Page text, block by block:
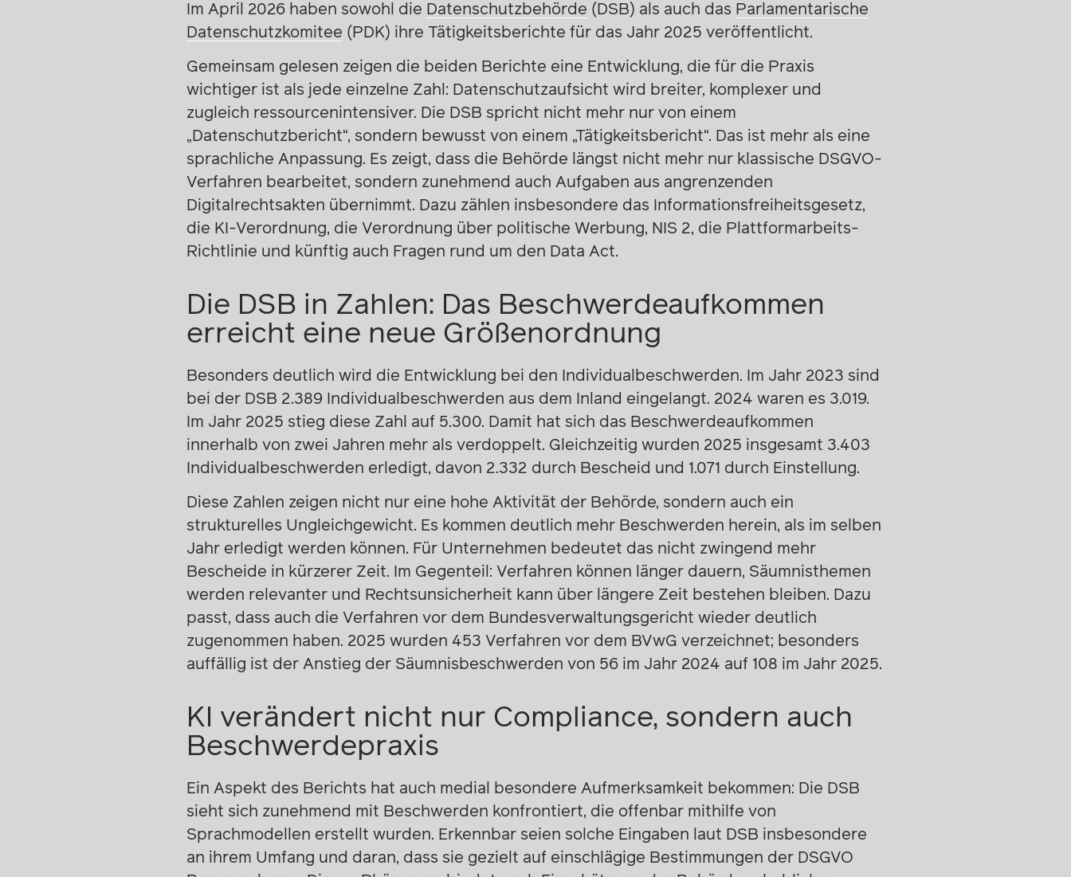
Im April 2026 haben sowohl die Datenschutzbehörde (DSB) als auch das Parlamentarische
Datenschutzkomitee (PDK) ihre Tätigkeitsberichte für das Jahr 2025 veröffentlicht.
Gemeinsam gelesen zeigen die beiden Berichte eine Entwicklung, die für die Praxis
wichtiger ist als jede einzelne Zahl: Datenschutzaufsicht wird breiter, komplexer und
zugleich ressourcenintensiver. Die DSB spricht nicht mehr nur von einem
„Datenschutzbericht“, sondern bewusst von einem „Tätigkeitsbericht“. Das ist mehr als eine
sprachliche Anpassung. Es zeigt, dass die Behörde längst nicht mehr nur klassische DSGVO-
Verfahren bearbeitet, sondern zunehmend auch Aufgaben aus angrenzenden
Digitalrechtsakten übernimmt. Dazu zählen insbesondere das Informationsfreiheitsgesetz,
die KI-Verordnung, die Verordnung über politische Werbung, NIS 2, die Plattformarbeits-
Richtlinie und künftig auch Fragen rund um den Data Act.
Die DSB in Zahlen: Das Beschwerdeaufkommen
erreicht eine neue Größenordnung
Besonders deutlich wird die Entwicklung bei den Individualbeschwerden. Im Jahr 2023 sind
bei der DSB 2.389 Individualbeschwerden aus dem Inland eingelangt. 2024 waren es 3.019.
Im Jahr 2025 stieg diese Zahl auf 5.300. Damit hat sich das Beschwerdeaufkommen
innerhalb von zwei Jahren mehr als verdoppelt. Gleichzeitig wurden 2025 insgesamt 3.403
Individualbeschwerden erledigt, davon 2.332 durch Bescheid und 1.071 durch Einstellung.
Diese Zahlen zeigen nicht nur eine hohe Aktivität der Behörde, sondern auch ein
strukturelles Ungleichgewicht. Es kommen deutlich mehr Beschwerden herein, als im selben
Jahr erledigt werden können. Für Unternehmen bedeutet das nicht zwingend mehr
Bescheide in kürzerer Zeit. Im Gegenteil: Verfahren können länger dauern, Säumnisthemen
werden relevanter und Rechtsunsicherheit kann über längere Zeit bestehen bleiben. Dazu
passt, dass auch die Verfahren vor dem Bundesverwaltungsgericht wieder deutlich
zugenommen haben. 2025 wurden 453 Verfahren vor dem BVwG verzeichnet; besonders
auffällig ist der Anstieg der Säumnisbeschwerden von 56 im Jahr 2024 auf 108 im Jahr 2025.
KI verändert nicht nur Compliance, sondern auch
Beschwerdepraxis
Ein Aspekt des Berichts hat auch medial besondere Aufmerksamkeit bekommen: Die DSB
sieht sich zunehmend mit Beschwerden konfrontiert, die offenbar mithilfe von
Sprachmodellen erstellt wurden. Erkennbar seien solche Eingaben laut DSB insbesondere
an ihrem Umfang und daran, dass sie gezielt auf einschlägige Bestimmungen der DSGVO